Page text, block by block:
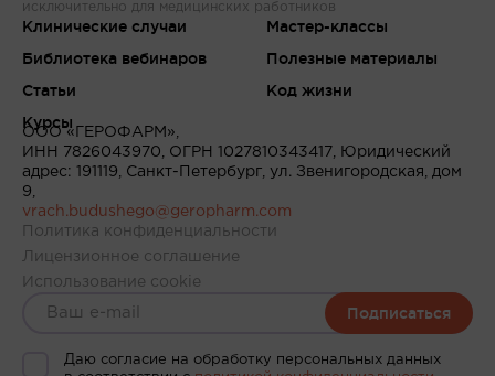
исключительно для медицинских работников
Клинические случаи
Библиотека вебинаров
Статьи
Курсы
Мастер-классы
Полезные материалы
Код жизни
ООО «ГЕРОФАРМ»,
ИНН 7826043970, ОГРН 1027810343417, Юридический
адрес: 191119, Санкт-Петербург, ул. Звенигородская, дом
9,
vrach.budushego@geropharm.com
Политика конфиденциальности
Лицензионное соглашение
Использование cookie
Подписаться
Даю согласие на обработку персональных данных